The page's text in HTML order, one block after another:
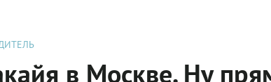
в Москве. Ну